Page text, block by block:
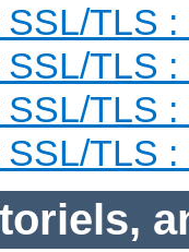
TLS
TLS
TLS
TLS :